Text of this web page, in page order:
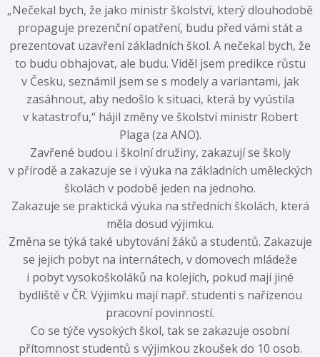
„Nečekal bych, že jako ministr školství, který dlouhodobě
propaguje prezenční opatření, budu před vámi stát a
prezentovat uzavření základních škol. A nečekal bych, že
to budu obhajovat, ale budu. Viděl jsem predikce růstu
v Česku, seznámil jsem se s modely a variantami, jak
zasáhnout, aby nedošlo k situaci, která by vyústila
v katastrofu,“ hájil změny ve školství ministr Robert
Plaga (za ANO).
Zavřené budou i školní družiny, zakazují se školy
v přírodě a zakazuje se i výuka na základních uměleckých
školách v podobě jeden na jednoho.
Zakazuje se praktická výuka na středních školách, která
měla dosud výjimku.
Změna se týká také ubytování žáků a studentů. Zakazuje
se jejich pobyt na internátech, v domovech mládeže
i pobyt vysokoškoláků na kolejích, pokud mají jiné
bydliště v ČR. Výjimku mají např. studenti s nařízenou
pracovní povinností.
Co se týče vysokých škol, tak se zakazuje osobní
přítomnost studentů s výjimkou zkoušek do 10 osob.